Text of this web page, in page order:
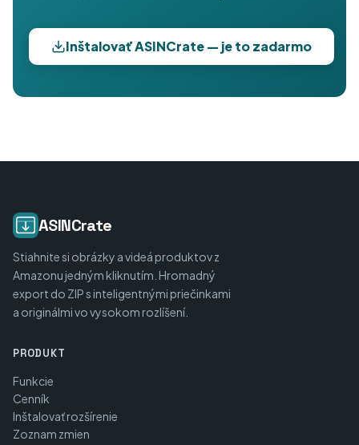
Inštalovať ASINCrate — je to zadarmo
ASINCrate
Stiahnite si obrázky a videá produktov z
Amazonu jedným kliknutím. Hromadný
export do ZIP s inteligentnými priečinkami
a originálmi vo vysokom rozlíšení.
PRODUKT
Funkcie
Cenník
Inštalovať rozšírenie
Zoznam zmien